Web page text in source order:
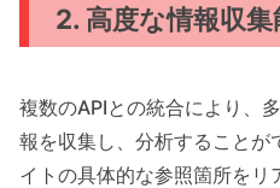
2. 高度な情報収集
複数のAPIとの統合により、
報を収集し、分析することが
イトの具体的な参照箇所をリ